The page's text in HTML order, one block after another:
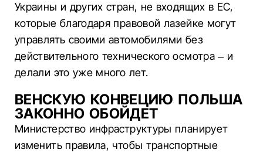
Украины и других стран, не входящих в ЕС,
которые благодаря правовой лазейке могут
управлять своими автомобилями без
действительного технического осмотра – и
делали это уже много лет.
ВЕНСКУЮ КОНВЕЦИЮ ПОЛЬША
ЗАКОННО ОБОЙДЕТ
Министерство инфраструктуры планирует
изменить правила, чтобы транспортные